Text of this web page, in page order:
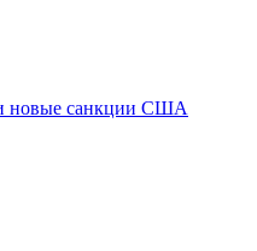
новые санкции США